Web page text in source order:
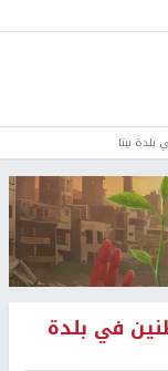
بيتا
في بلدة